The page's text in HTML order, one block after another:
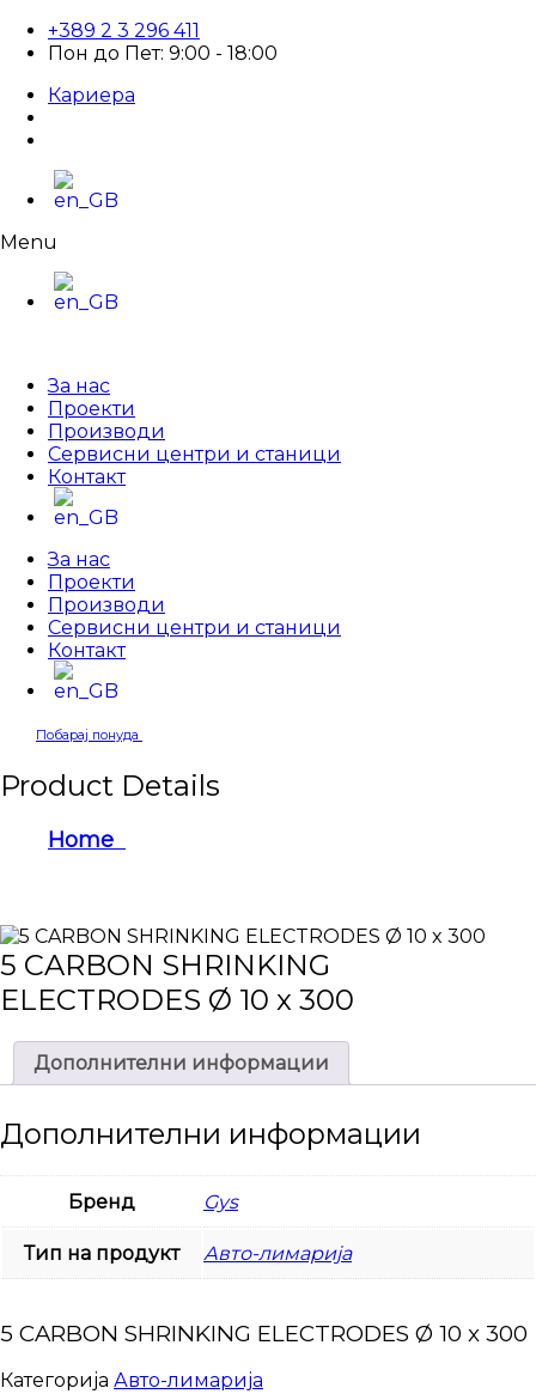
+389 2 3 296 411
Пон до Пет: 9:00 - 18:00
Кариера
Menu
За нас
Проекти
Производи
Сервисни центри и станици
Контакт
За нас
Проекти
Производи
Сервисни центри и станици
Контакт
Побарај понуда
Product Details
Home
5 CARBON SHRINKING
ELECTRODES Ø 10 x 300
Дополнителни информации
Дополнителни информации
Бренд Gys
Тип на продукт Авто-лимарија
5 CARBON SHRINKING ELECTRODES Ø 10 x 300
Категорија Авто-лимарија